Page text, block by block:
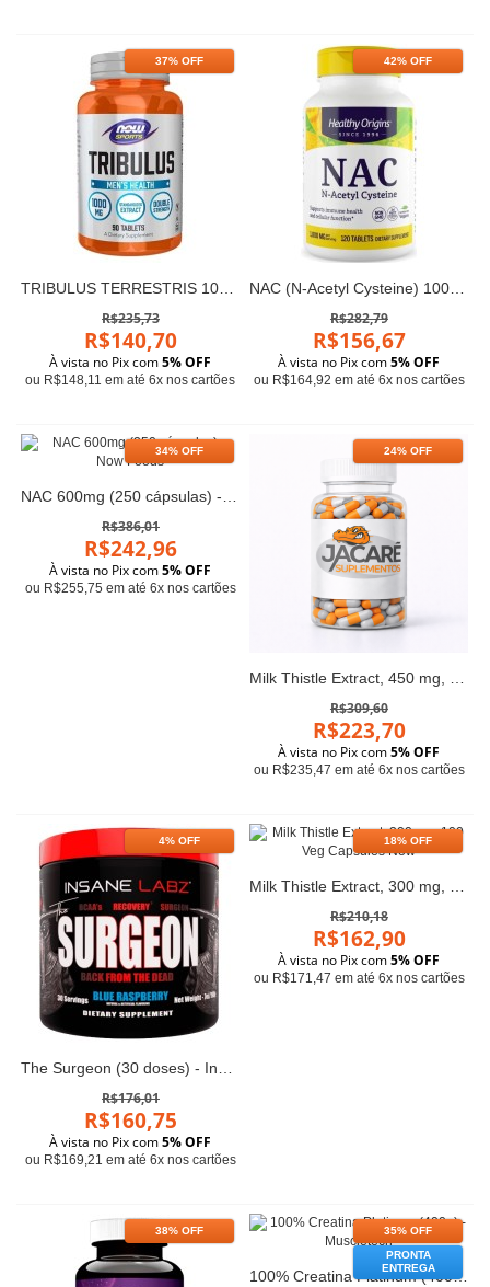
37% OFF
TRIBULUS TERRESTRIS 1000mg - Now Foods (90 cápsulas)
R$235,73
R$140,70
À vista no Pix com5% OFF
ou R$148,11 em até 6x nos cartões
42% OFF
NAC (N-Acetyl Cysteine) 1000 mg 120 tabs Healthy Origins
R$282,79
R$156,67
À vista no Pix com5% OFF
ou R$164,92 em até 6x nos cartões
34% OFF
NAC 600mg (250 cápsulas) - Now Foods
R$386,01
R$242,96
À vista no Pix com5% OFF
ou R$255,75 em até 6x nos cartões
24% OFF
Milk Thistle Extract, 450 mg, 120 Softgels
R$309,60
R$223,70
À vista no Pix com5% OFF
ou R$235,47 em até 6x nos cartões
4% OFF
The Surgeon (30 doses) - Insane Labz
R$176,01
R$160,75
À vista no Pix com5% OFF
ou R$169,21 em até 6x nos cartões
18% OFF
Milk Thistle Extract, 300 mg, 100 Veg Capsules Now
R$210,18
R$162,90
À vista no Pix com5% OFF
ou R$171,47 em até 6x nos cartões
38% OFF
35% OFF
PRONTA
ENTREGA
100% Creatina Platinum (400g) - Muscletech